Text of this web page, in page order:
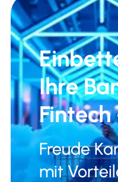
Ihre
Freude
mit